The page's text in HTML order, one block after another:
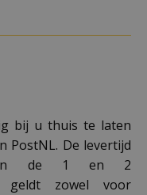
bij u thuis te laten
PostNL. De levertijd
de 1 en 2
geldt zowel voor